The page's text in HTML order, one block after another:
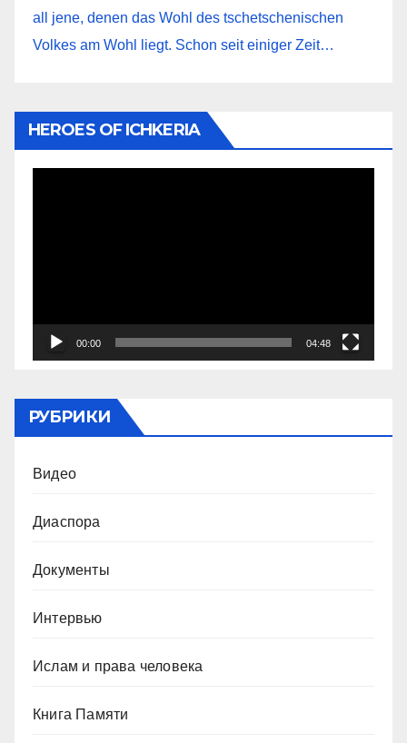
all jene, denen das Wohl des tschetschenischen
Volkes am Wohl liegt. Schon seit einiger Zeit…
HEROES OF ICHKERIA
00:00 04:48
РУБРИКИ
Видео
Диаспора
Документы
Интервью
Ислам и права человека
Книга Памяти